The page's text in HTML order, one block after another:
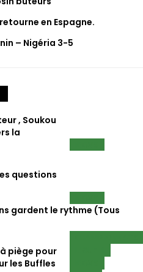
en Espagne.
– Nigéria 3-5
, Soukou
la
questions
gardent le rythme (Tous
piège pour
les Buffles